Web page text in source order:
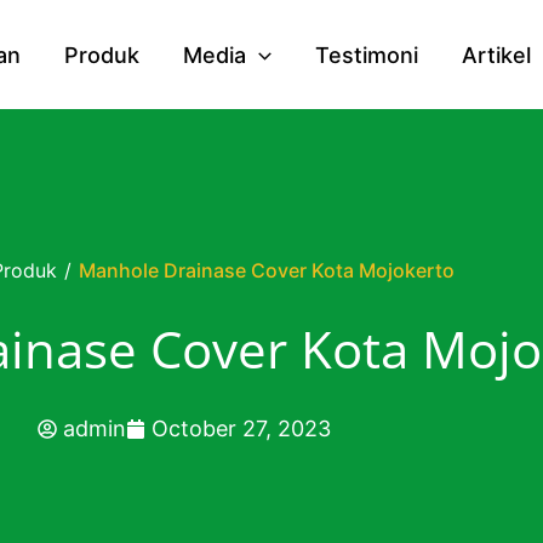
Produk Media Testimoni Artikel
/ Manhole Drainase Cover Kota Mojokerto
Cover Kota
admin October 27, 2023